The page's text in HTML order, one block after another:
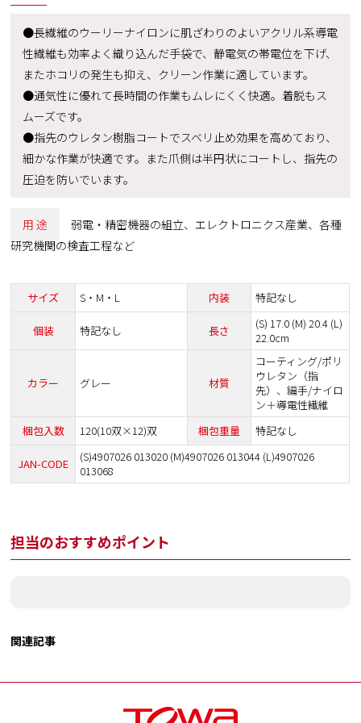
●長繊維のウーリーナイロンに肌ざわりのよいアクリル系導電
性繊維も効率よく織り込んだ手袋で、静電気の帯電位を下げ、
またホコリの発生も抑え、クリーン作業に適しています。
●通気性に優れて長時間の作業もムレにくく快適。着脱もス
ムーズです。
●指先のウレタン樹脂コートでスベリ止め効果を高めており、
細かな作業が快適です。また爪側は半円状にコートし、指先の
圧迫を防いでいます。
用 途
弱電・精密機器の組立、エレクトロニクス産業、各種
研究機関の検査工程など
サイズ S・M・L 内装 特記なし
個装 特記なし 長さ
(S) 17.0 (M) 20.4 (L)
22.0cm
カラー グレー 材質
コーティング/ポリ
ウレタン（指
先）、編手/ナイロ
ン＋導電性繊維
梱包入数
120(10双×12)双 梱包重量 特記なし
JAN-CODE
(S)4907026 013020 (M)4907026 013044 (L)4907026
013068
担当のおすすめポイント
関連記事